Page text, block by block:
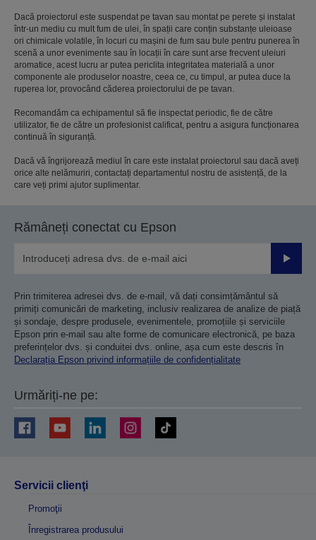
Dacă proiectorul este suspendat pe tavan sau montat pe perete și instalat
într-un mediu cu mult fum de ulei, în spații care conțin substanțe uleioase
ori chimicale volatile, în locuri cu mașini de fum sau bule pentru punerea în
scenă a unor evenimente sau în locații în care sunt arse frecvent uleiuri
aromatice, acest lucru ar putea periclita integritatea materială a unor
componente ale produselor noastre, ceea ce, cu timpul, ar putea duce la
ruperea lor, provocând căderea proiectorului de pe tavan.
Recomandăm ca echipamentul să fie inspectat periodic, fie de către
utilizator, fie de către un profesionist calificat, pentru a asigura funcționarea
continuă în siguranță.
Dacă vă îngrijorează mediul în care este instalat proiectorul sau dacă aveți
orice alte nelămuriri, contactați departamentul nostru de asistență, de la
care veți primi ajutor suplimentar.
Rămâneți conectat cu Epson
Prin trimiterea adresei dvs. de e-mail, vă dați consimțământul să
primiți comunicări de marketing, inclusiv realizarea de analize de piață
și sondaje, despre produsele, evenimentele, promoțiile și serviciile
Epson prin e-mail sau alte forme de comunicare electronică, pe baza
preferințelor dvs. și conduitei dvs. online, așa cum este descris în
Declarația Epson privind informațiile de confidențialitate
Urmăriți-ne pe:
Servicii clienţi
Promoţii
Înregistrarea produsului